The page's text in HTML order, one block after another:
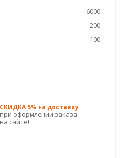
6000
200
100
СКИДКА 5% на доставку
при оформлении заказа
на сайте!